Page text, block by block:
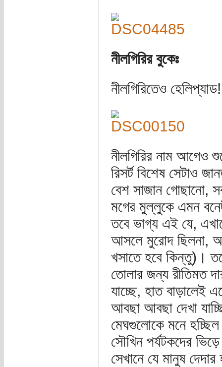
নীলগিরির বুকেঃ
নীলগিরিতেও হেলিপ্যাড!
নীলগিরির নাম আগেও
রিসর্ট বিশেষ সেটাও
বেশ সাজান গোছানো,
মগের মুল্লুকে এমন
তবে ভাগ্য এই যে,
আসলে মুরোদ ছিলনা,
খসাতে হবে কিন্তু)।
তোলার জন্য রীতিমত
যাচ্ছে, হাত বাড়ালেই
আবছা আবছা দেখা
মেঘগুলোকে মনে হচ্ছিল
সৌখিন পর্যটকদের
সেখানে যে মানুষ